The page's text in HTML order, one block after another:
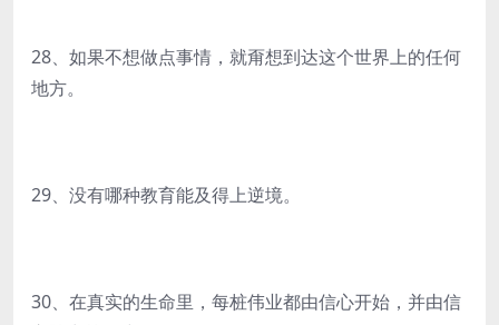
28、如果不想做点事情，就甭想到达这个世界上的任何
地方。
29、没有哪种教育能及得上逆境。
30、在真实的生命里，每桩伟业都由信心开始，并由信